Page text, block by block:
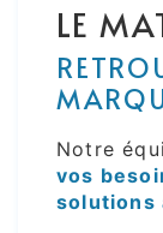
LE
Notre
vos
solutions